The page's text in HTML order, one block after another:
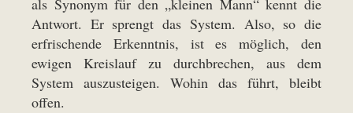
als Synonym für den „kleinen Mann“ kennt die
Antwort. Er sprengt das System. Also, so die
erfrischende Erkenntnis, ist es möglich, den
ewigen Kreislauf zu durchbrechen, aus dem
System auszusteigen. Wohin das führt, bleibt
offen.